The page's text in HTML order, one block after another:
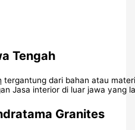
Tengah
tergantung dari bahan atau
Jasa interior di luar jawa yang
Granites